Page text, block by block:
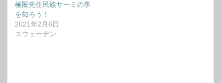
極圏先住民族サーミの事
を知ろう！
2021年2月6日
スウェーデン